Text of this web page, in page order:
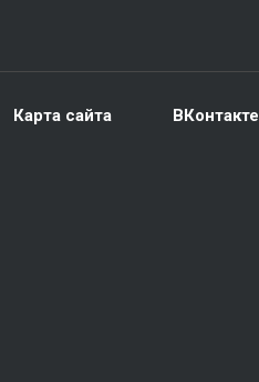
Карта сайта ВКонтакте